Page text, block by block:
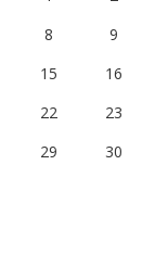
8
9
15
16
22
23
29
30